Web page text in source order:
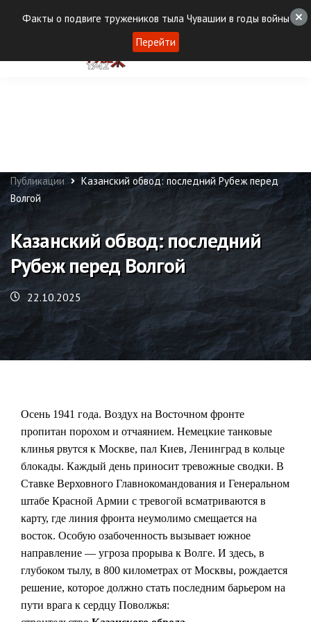
Публикации
Казанский обвод: последний Рубеж перед
Волгой
Казанский обвод: последний
Рубеж перед Волгой
22.10.2025
Осень 1941 года. Воздух на Восточном фронте
пропитан порохом и отчаянием. Немецкие танковые
клинья рвутся к Москве, пал Киев, Ленинград в кольце
блокады. Каждый день приносит тревожные сводки. В
Ставке Верховного Главнокомандования и Генеральном
штабе Красной Армии с тревогой всматриваются в
карту, где линия фронта неумолимо смещается на
восток. Особую озабоченность вызывает южное
направление — угроза прорыва к Волге. И здесь, в
глубоком тылу, в 800 километрах от Москвы, рождается
решение, которое должно стать последним барьером на
пути врага к сердцу Поволжья:
Факты о подвиге тружеников тыла Чувашии в годы войны
Перейти